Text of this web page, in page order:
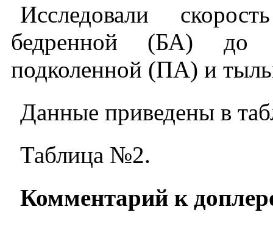
Исследовали
бедренной (БА) до
подколенной (ПА) и
Данные приведены в
Таблица №2.
Комментарий к